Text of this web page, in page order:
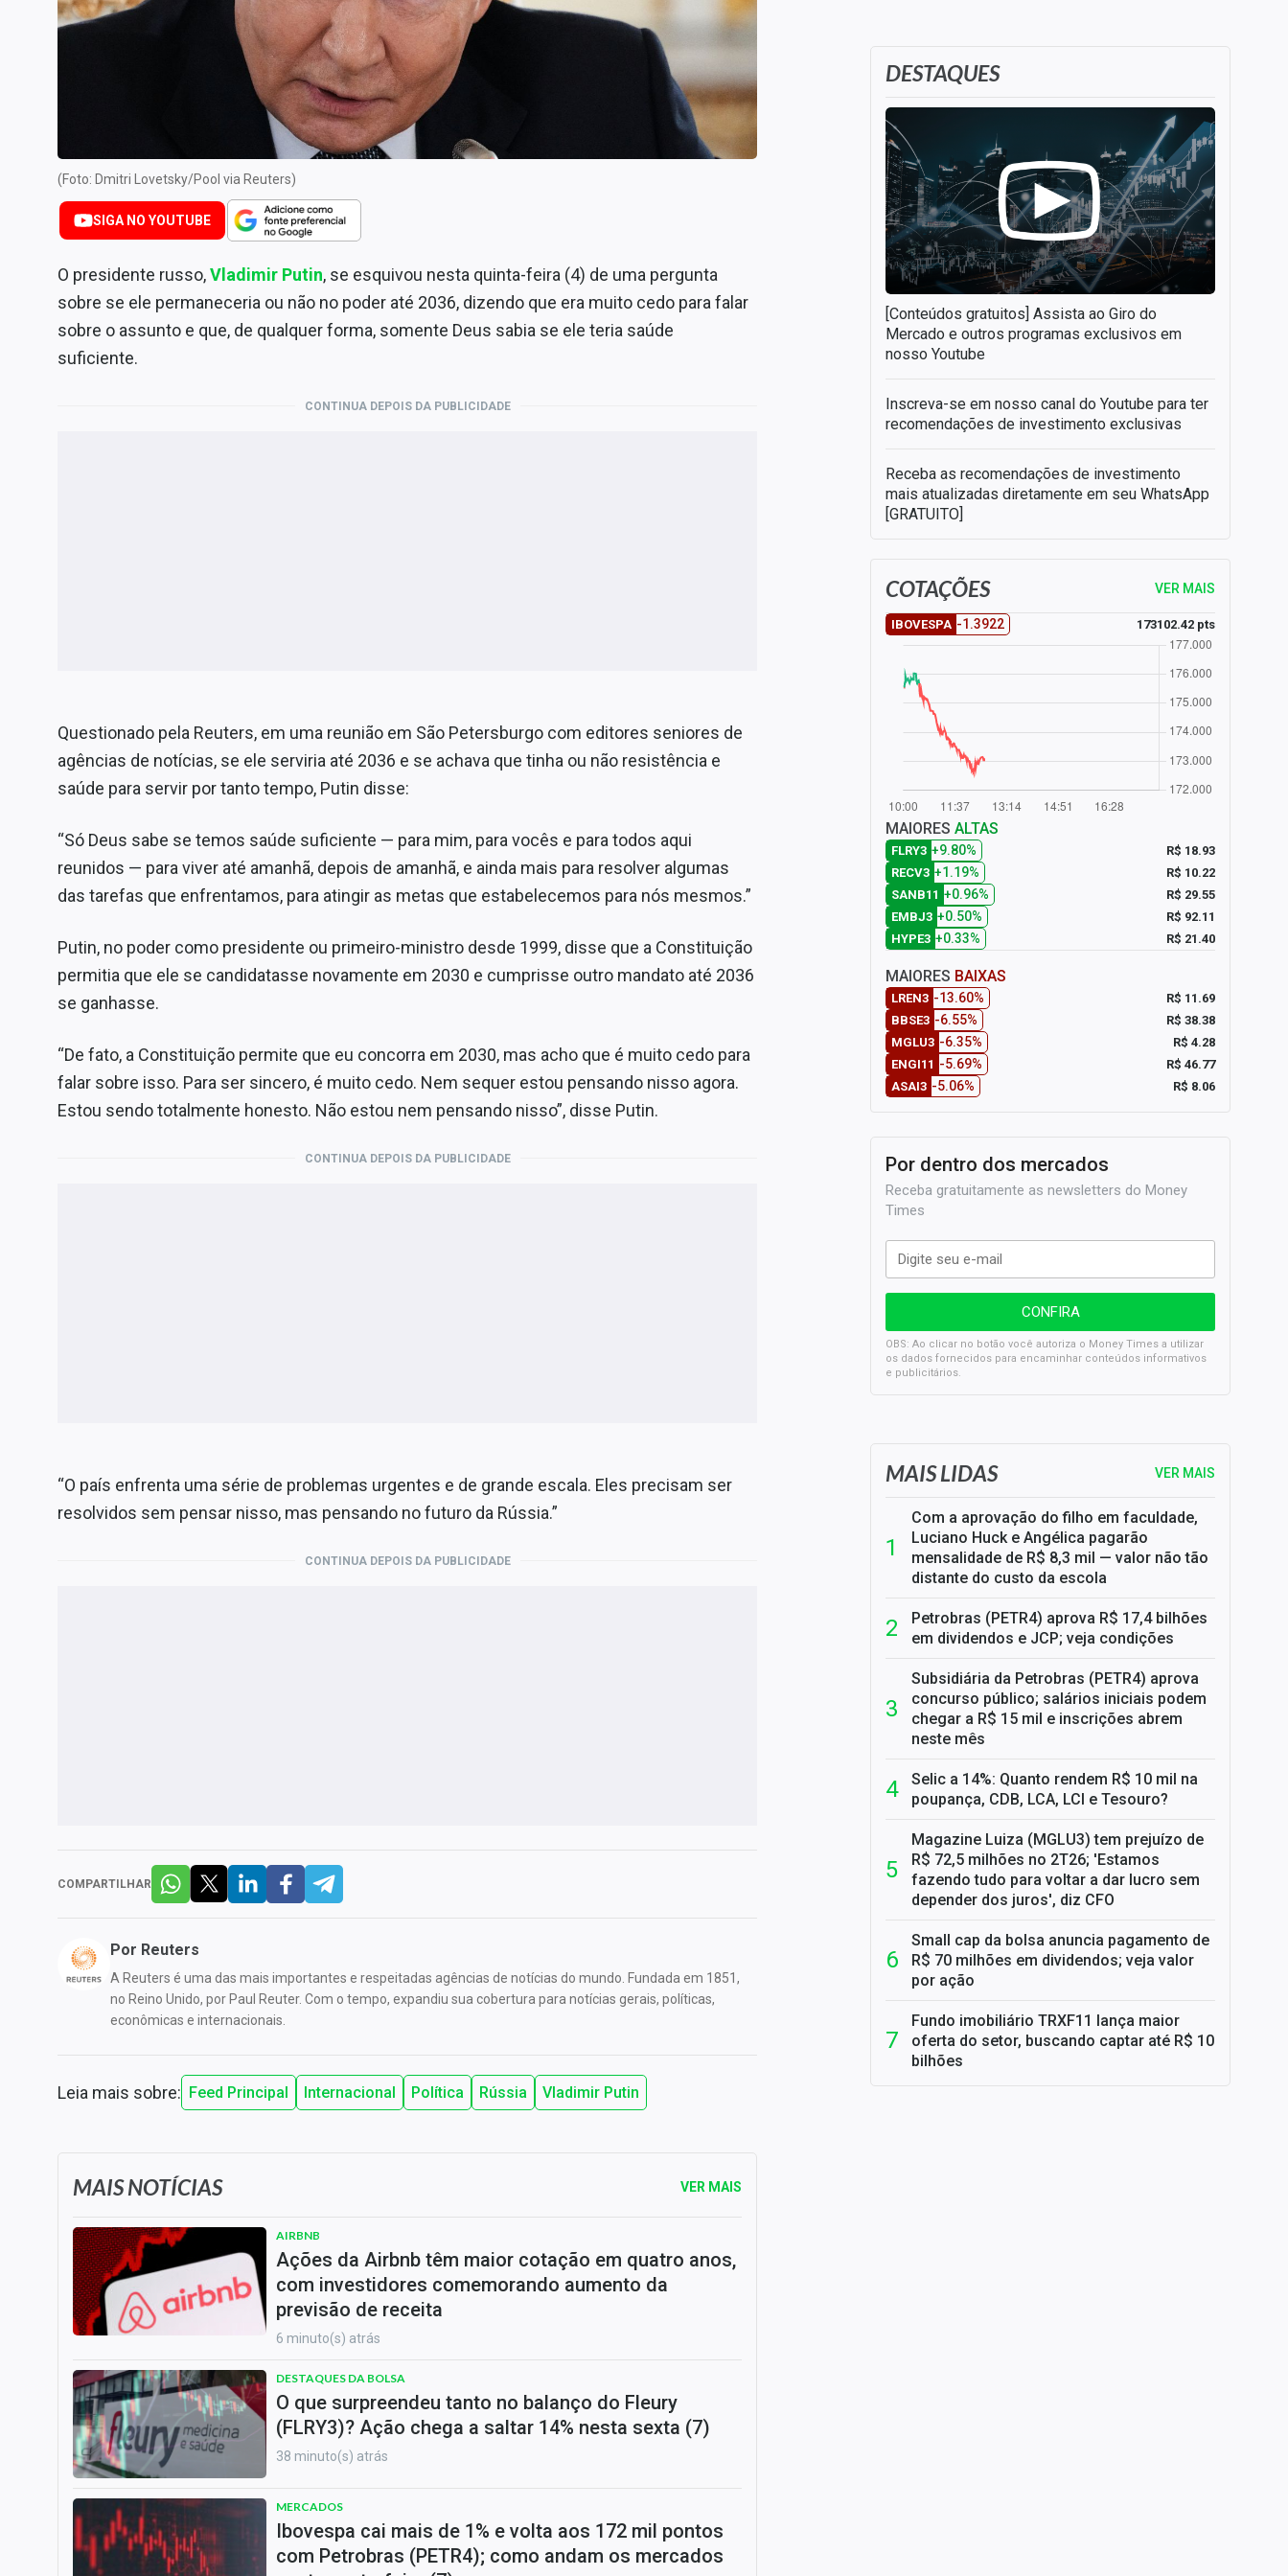
Internacional
Expediente
Contato
(Foto: Dmitri Lovetsky/Pool via Reuters)
SIGA NO YOUTUBE
O presidente russo,Vladimir Putin, se esquivou nesta quinta-feira (4) de uma pergunta
sobre se ele permaneceria ou não no poder até 2036, dizendo que era muito cedo para falar
sobre o assunto e que, de qualquer forma, somente Deus sabia se ele teria saúde
suficiente.
CONTINUA DEPOIS DA PUBLICIDADE
Questionado pela Reuters, em uma reunião em São Petersburgo com editores seniores de
agências de notícias, se ele serviria até 2036 e se achava que tinha ou não resistência e
saúde para servir por tanto tempo, Putin disse:
“Só Deus sabe se temos saúde suficiente — para mim, para vocês e para todos aqui
reunidos — para viver até amanhã, depois de amanhã, e ainda mais para resolver algumas
das tarefas que enfrentamos, para atingir as metas que estabelecemos para nós mesmos.”
Putin, no poder como presidente ou primeiro-ministro desde 1999, disse que a Constituição
permitia que ele se candidatasse novamente em 2030 e cumprisse outro mandato até 2036
se ganhasse.
“De fato, a Constituição permite que eu concorra em 2030, mas acho que é muito cedo para
falar sobre isso. Para ser sincero, é muito cedo. Nem sequer estou pensando nisso agora.
Estou sendo totalmente honesto. Não estou nem pensando nisso”, disse Putin.
CONTINUA DEPOIS DA PUBLICIDADE
“O país enfrenta uma série de problemas urgentes e de grande escala. Eles precisam ser
resolvidos sem pensar nisso, mas pensando no futuro da Rússia.”
CONTINUA DEPOIS DA PUBLICIDADE
COMPARTILHAR
Por Reuters
A Reuters é uma das mais importantes e respeitadas agências de notícias do mundo. Fundada em 1851,
no Reino Unido, por Paul Reuter. Com o tempo, expandiu sua cobertura para notícias gerais, políticas,
econômicas e internacionais.
Leia mais sobre: Feed Principal Internacional Política Rússia Vladimir Putin
DESTAQUES
[Conteúdos gratuitos] Assista ao Giro do
Mercado e outros programas exclusivos em
nosso Youtube
Inscreva-se em nosso canal do Youtube para ter
recomendações de investimento exclusivas
Receba as recomendações de investimento
mais atualizadas diretamente em seu WhatsApp
[GRATUITO]
COTAÇÕES VER MAIS
IBOVESPA -1.3922 173102.42 pts
MAIORES ALTAS
FLRY3 +9.80%
R$ 18.93
RECV3 +1.19%
R$ 10.22
SANB11 +0.96%
R$ 29.55
EMBJ3 +0.50%
R$ 92.11
HYPE3 +0.33% R$ 21.40
MAIORES BAIXAS
LREN3 -13.60%
R$ 11.69
BBSE3 -6.55%
R$ 38.38
MGLU3 -6.35%
R$ 4.28
ENGI11 -5.69%
R$ 46.77
ASAI3 -5.06% R$ 8.06
Por dentro dos mercados
Receba gratuitamente as newsletters do Money
Times
OBS: Ao clicar no botão você autoriza o Money Times a utilizar
os dados fornecidos para encaminhar conteúdos informativos
e publicitários.
SELIC em 14%: A repercussão da decisão sobre os JUROS
MAIS LIDAS VER MAIS
Com a aprovação do filho em faculdade,
Luciano Huck e Angélica pagarão
mensalidade de R$ 8,3 mil — valor não tão
distante do custo da escola
Petrobras (PETR4) aprova R$ 17,4 bilhões
em dividendos e JCP; veja condições
Subsidiária da Petrobras (PETR4) aprova
concurso público; salários iniciais podem
chegar a R$ 15 mil e inscrições abrem
neste mês
Selic a 14%: Quanto rendem R$ 10 mil na
poupança, CDB, LCA, LCI e Tesouro?
Magazine Luiza (MGLU3) tem prejuízo de
R$ 72,5 milhões no 2T26; 'Estamos
fazendo tudo para voltar a dar lucro sem
depender dos juros', diz CFO
Small cap da bolsa anuncia pagamento de
R$ 70 milhões em dividendos; veja valor
por ação
Fundo imobiliário TRXF11 lança maior
oferta do setor, buscando captar até R$ 10
bilhões
MAIS NOTÍCIAS VER MAIS
AIRBNB
Ações da Airbnb têm maior cotação em quatro anos,
com investidores comemorando aumento da
previsão de receita
6 minuto(s) atrás
DESTAQUES DA BOLSA
O que surpreendeu tanto no balanço do Fleury
(FLRY3)? Ação chega a saltar 14% nesta sexta (7)
38 minuto(s) atrás
MERCADOS
Ibovespa cai mais de 1% e volta aos 172 mil pontos
com Petrobras (PETR4); como andam os mercados